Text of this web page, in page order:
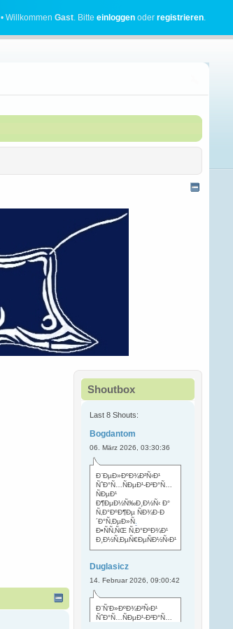
• WillkommenGast. Bitteeinloggen oderregistrieren.
Shoutbox
Last 8 Shouts:
Bogdantom
06. März 2026, 03:30:36
Ð¨ÐµÐ»ÐºÐ¾Ð²Ñ‹Ð¹
ÑˆÐ°Ñ…ÑÐµÐ¹-Ð²Ð°Ñ…
ÑÐµÐ¹
Ð¶ÐµÐ½Ñ‰Ð¸Ð½Ñ‹ Ð°
Ñ‚Ð°ÐºÐ¶Ðµ ÑÐ¾Ð·Ð
´Ð°Ñ‚ÐµÐ»Ñ.
Ð•ÑÑ‚ÑŒ Ñ‚Ð°ÐºÐ¾Ð¹
Ð¸Ð½Ñ‚ÐµÑ€ÐµÑÐ½Ñ‹Ð¹
Duglasicz
14. Februar 2026, 09:00:42
Ð¨Ñ‘Ð»ÐºÐ¾Ð²Ñ‹Ð¹
ÑˆÐ°Ñ…ÑÐµÐ¹-Ð²Ð°Ñ…